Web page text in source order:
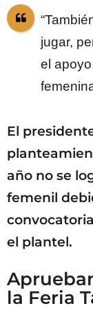
jugar,
el
El
año no se
femenil
el plantel.
la Feria